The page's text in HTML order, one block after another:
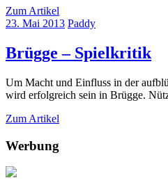
Zum Artikel
23. Mai 2013 Paddy
Brügge – Spielkritik
Um Macht und Einfluss in der
wird erfolgreich sein in Brügge.
Zum Artikel
Werbung